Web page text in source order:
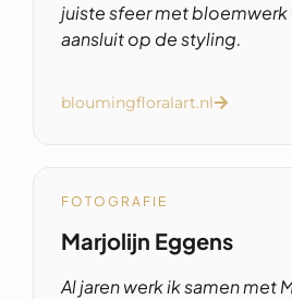
juiste sfeer met
aansluit op de styling.
bloumingfloralart.nl
FOTOGRAFIE
Marjolijn Eggens
Al jaren werk ik samen met